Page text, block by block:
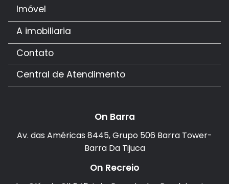
Imóvel
A imobiliaria
Contato
Central de Atendimento
On Barra
Av. das Américas 8445, Grupo 506 Barra Tower-
Barra Da Tijuca
On Recreio